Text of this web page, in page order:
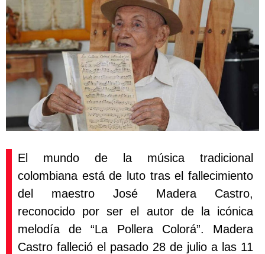
El mundo de la música tradicional
colombiana está de luto tras el fallecimiento
del maestro José Madera Castro,
reconocido por ser el autor de la icónica
melodía de “La Pollera Colorá”. Madera
Castro falleció el pasado 28 de julio a las 11